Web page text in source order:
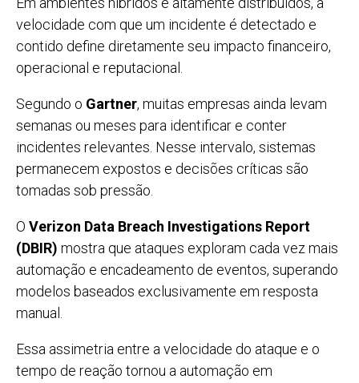
velocidade com que um incidente é detectado e
contido define diretamente seu impacto financeiro,
operacional e reputacional.
Segundo o Gartner, muitas empresas ainda levam
semanas ou meses para identificar e conter
incidentes relevantes. Nesse intervalo, sistemas
permanecem expostos e decisões críticas são
tomadas sob pressão.
O Verizon Data Breach Investigations Report
(DBIR) mostra que ataques exploram cada vez mais
automação e encadeamento de eventos, superando
modelos baseados exclusivamente em resposta
manual.
Essa assimetria entre a velocidade do ataque e o
tempo de reação tornou a automação em